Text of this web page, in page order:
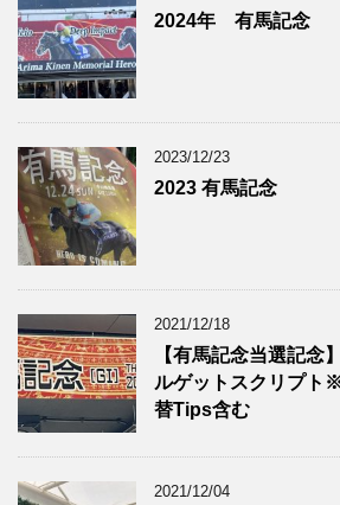
2024年 有馬記念
2023/12/23
2023 有馬記念
2021/12/18
【有馬記念当選記念
ルゲットスクリプト
替Tips含む
2021/12/04